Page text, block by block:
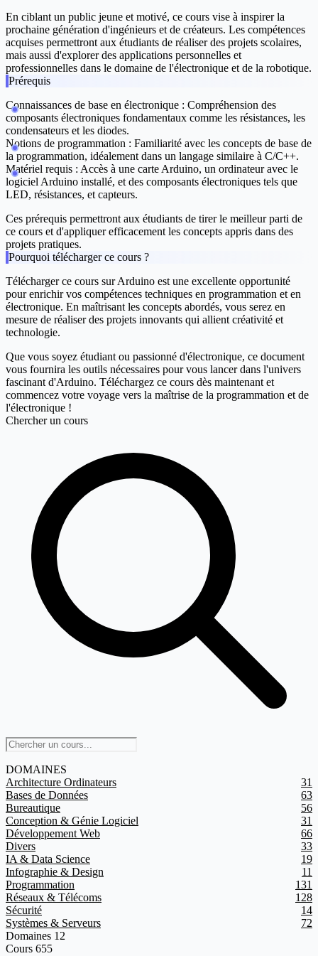
En ciblant un public jeune et motivé, ce cours vise à inspirer la
prochaine génération d'ingénieurs et de créateurs. Les compétences
acquises permettront aux étudiants de réaliser des projets scolaires,
mais aussi d'explorer des applications personnelles et
professionnelles dans le domaine de l'électronique et de la robotique.
Prérequis
Connaissances de base en électronique : Compréhension des
composants électroniques fondamentaux comme les résistances, les
condensateurs et les diodes.
Notions de programmation : Familiarité avec les concepts de base de
la programmation, idéalement dans un langage similaire à C/C++.
Matériel requis : Accès à une carte Arduino, un ordinateur avec le
logiciel Arduino installé, et des composants électroniques tels que
LED, résistances, et capteurs.
Ces prérequis permettront aux étudiants de tirer le meilleur parti de
ce cours et d'appliquer efficacement les concepts appris dans des
projets pratiques.
Pourquoi télécharger ce cours ?
Télécharger ce cours sur Arduino est une excellente opportunité
pour enrichir vos compétences techniques en programmation et en
électronique. En maîtrisant les concepts abordés, vous serez en
mesure de réaliser des projets innovants qui allient créativité et
technologie.
Que vous soyez étudiant ou passionné d'électronique, ce document
vous fournira les outils nécessaires pour vous lancer dans l'univers
fascinant d'Arduino. Téléchargez ce cours dès maintenant et
commencez votre voyage vers la maîtrise de la programmation et de
l'électronique !
Chercher un cours
DOMAINES
Architecture Ordinateurs
31
Bases de Données
63
Bureautique
56
Conception & Génie Logiciel
31
Développement Web
66
Divers
33
IA & Data Science
19
Infographie & Design
11
Programmation
131
Réseaux & Télécoms
128
Sécurité
14
Systèmes & Serveurs
72
Domaines 12
Cours 655